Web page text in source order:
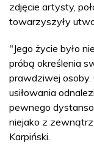
zdjęcie artysty,
towarzyszyły
"Jego życie było
próbą określenia
prawdziwej osoby.
usiłowania
pewnego
niejako z
Karpiński.